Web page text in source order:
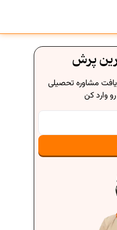
پرش
مشاوره تحصیلی
وارد کن